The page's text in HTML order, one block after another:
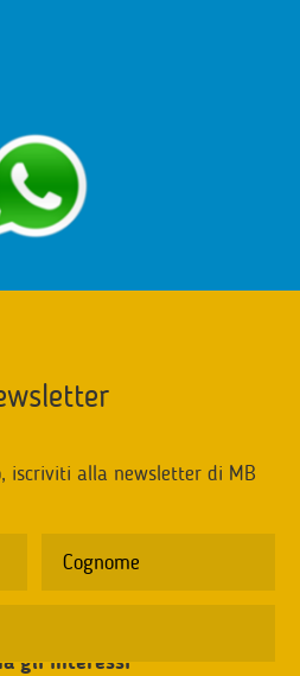
iscriviti alla newsletter di MB
gli interessi